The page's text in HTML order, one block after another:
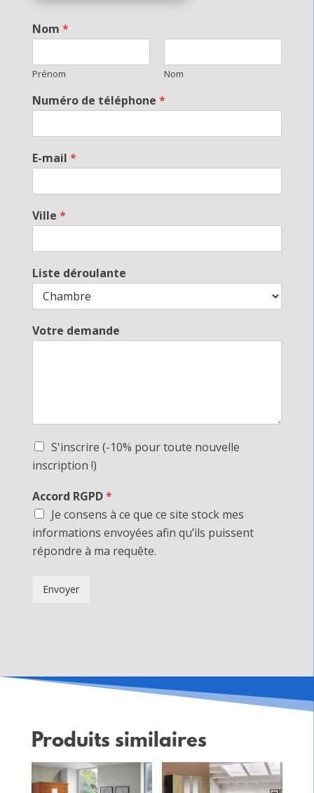
Nom *
Prénom Nom
Numéro de téléphone *
E-mail *
Ville *
Liste déroulante
Votre demande
S'inscrire (-10% pour toute nouvelle
inscription !)
Accord RGPD*
Je consens à ce que ce site stock mes
informations envoyées afin qu’ils puissent
répondre à ma requête.
Envoyer
Produits similaires